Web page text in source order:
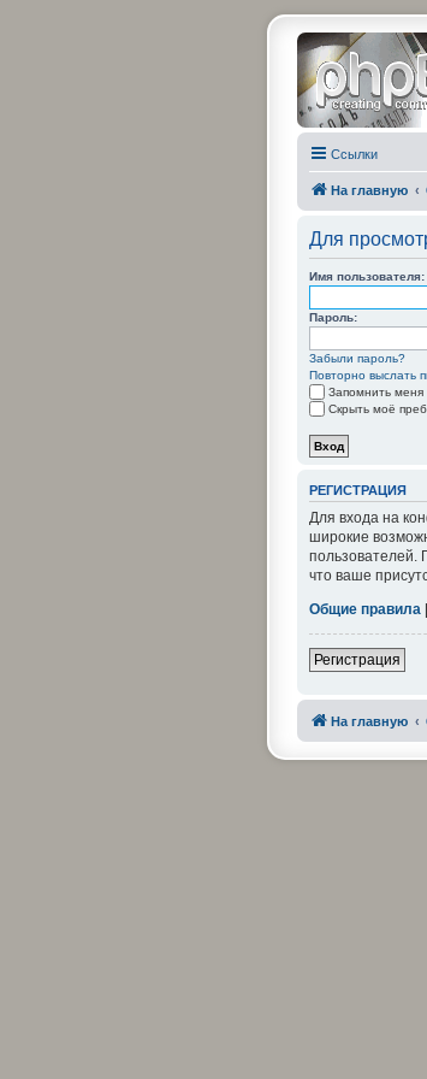
Ссылки
На главную
Для
Имя пользователя:
Пароль:
Забыли пароль?
Повторно выслать
Запомнить меня
Скрыть моё
РЕГИСТРАЦИЯ
Для входа на
широкие
пользователей.
что ваше
Общие правила
Регистрация
На главную